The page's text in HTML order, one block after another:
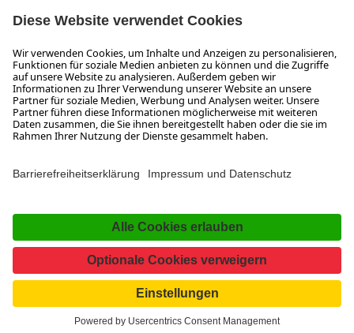
SALZBURGERLAND
Infos zum Urlaub im SalzburgerLand
Veranstaltungen im SalzburgerLand
Aktuelle Urlaubsangebote
Newsroom
Presse